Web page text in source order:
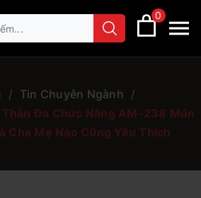
0
/ Tin Chuyên Ngành
/
Đa Chức Năng AM-238 Món
Cha Mẹ Nào Cũng Yêu Thích